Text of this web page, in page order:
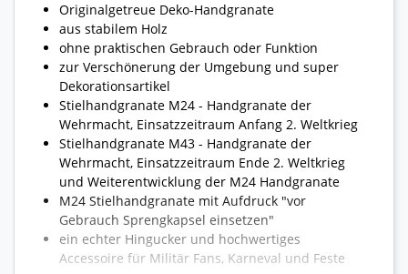
Originalgetreue Deko-Handgranate
aus stabilem Holz
ohne praktischen Gebrauch oder Funktion
zur Verschönerung der Umgebung und super
Dekorationsartikel
Stielhandgranate M24 - Handgranate der
Wehrmacht, Einsatzzeitraum Anfang 2. Weltkrieg
Stielhandgranate M43 - Handgranate der
Wehrmacht, Einsatzzeitraum Ende 2. Weltkrieg
und Weiterentwicklung der M24 Handgranate
M24 Stielhandgranate mit Aufdruck "vor
Gebrauch Sprengkapsel einsetzen"
ein echter Hingucker und hochwertiges
Accessoire für Militär Fans, Karneval und Feste